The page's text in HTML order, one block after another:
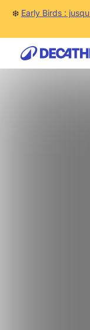
❄️ Early Birds :